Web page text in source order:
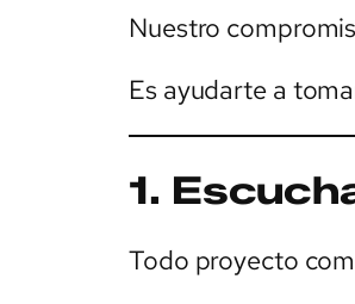
Nuestro
Es ayudarte a
1.
Todo proyecto